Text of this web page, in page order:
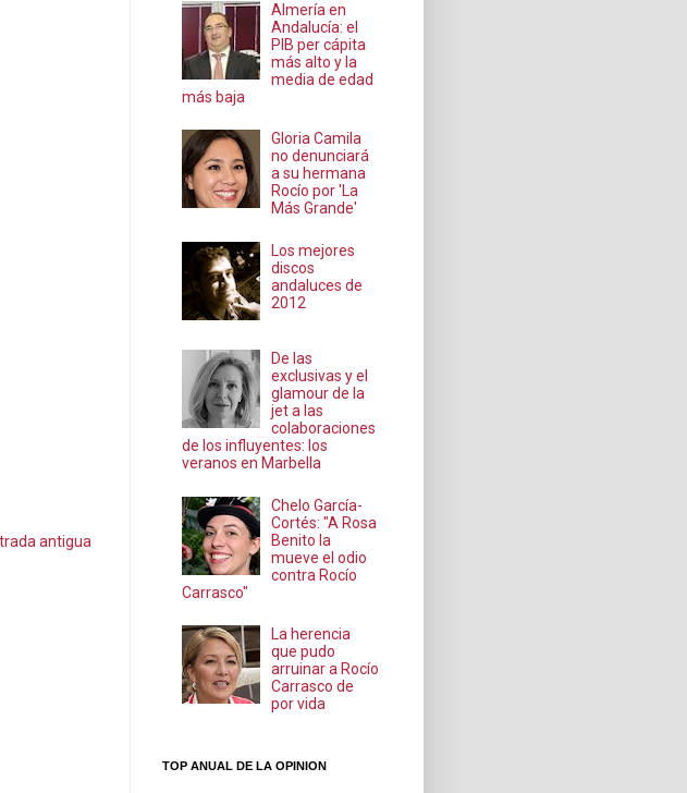
antigua
Almería en
Andalucía: el
PIB per cápita
más alto y la
media de edad
más baja
Gloria Camila
no denunciará
a su hermana
Rocío por 'La
Más Grande'
Los mejores
discos
andaluces de
2012
De las
exclusivas y el
glamour de la
jet a las
colaboraciones
de los influyentes: los
veranos en Marbella
Chelo García-
Cortés: "A Rosa
Benito la
mueve el odio
contra Rocío
Carrasco"
La herencia
que pudo
arruinar a Rocío
Carrasco de
por vida
TOP ANUAL DE LA OPINION